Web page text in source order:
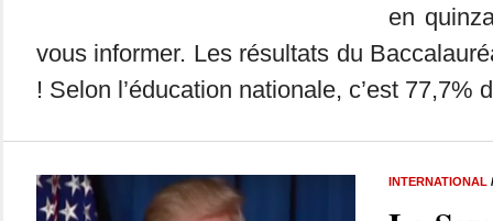
en
vous informer. Les résultats du
! Selon l’éducation nationale, c’est 77,7%
INTERNATIONAL